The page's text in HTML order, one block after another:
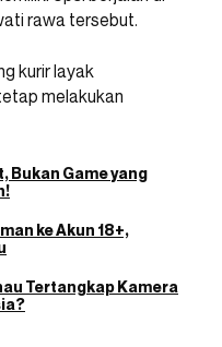
rawa tersebut.
kurir layak
melakukan
Bukan Game yang
ke Akun 18+,
Tertangkap Kamera